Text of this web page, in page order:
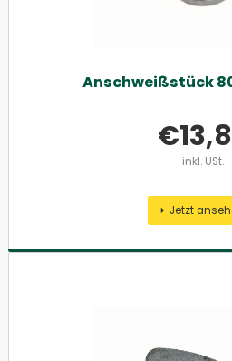
Anschweißstück
€
inkl. USt.
Jetzt